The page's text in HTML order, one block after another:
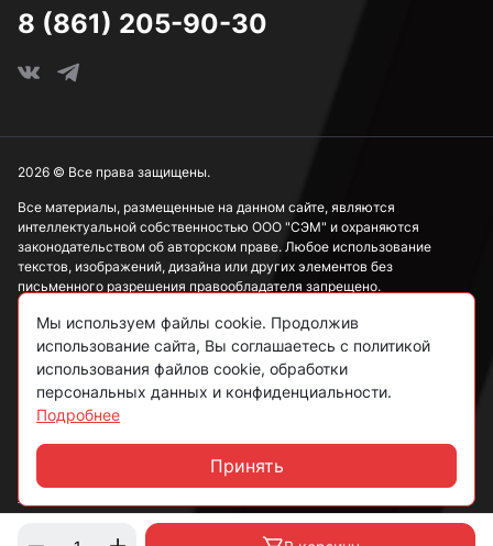
8 (861) 205-90-30
Все материалы, размещенные на данном сайте, являются
интеллектуальной собственностью ООО "СЭМ" и охраняются
законодательством об авторском праве. Любое использование
текстов, изображений, дизайна или других элементов без
письменного разрешения правообладателя запрещено.
Информация, представленная на сайте, носит исключительно
ознакомительный характер и не может рассматриваться как
публичная оферта в соответствии со ст. 437 ГК РФ.
Политика конфиденциальности
Согласие на обработку данных
Пользовательское соглашение
2026 © Все права защищены.
Мы используем файлы cookie. Продолжив
использование сайта, Вы соглашаетесь с политикой
использования файлов cookie, обработки
персональных данных и конфиденциальности.
Подробнее
Принять
Чат